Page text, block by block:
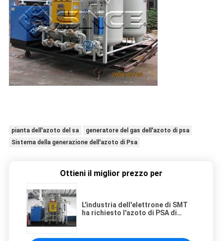
pianta dell'azoto del sa
generatore del gas dell'azoto di psa
Sistema della generazione dell'azoto di Psa
Ottieni il miglior prezzo per
L'industria dell'elettrone di SMT
ha richiesto l'azoto di PSA di